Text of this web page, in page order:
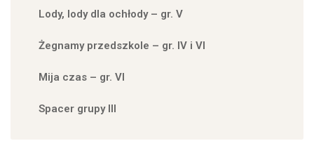
Lody, lody dla ochłody – gr. V
Żegnamy przedszkole – gr. IV i VI
Mija czas – gr. VI
Spacer grupy III